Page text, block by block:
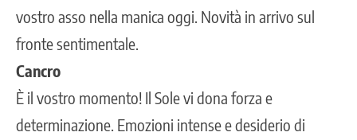
vostro asso nella manica oggi. Novità in arrivo sul
fronte sentimentale.
Cancro
È il vostro momento! Il Sole vi dona forza e
determinazione. Emozioni intense e desiderio di